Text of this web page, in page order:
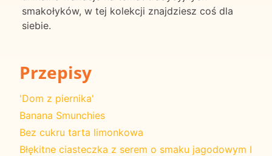
smakołyków, w tej kolekcji znajdziesz coś dla
siebie.
Przepisy
'Dom z piernika'
Banana Smunchies
Bez cukru tarta limonkowa
Błękitne ciasteczka z serem o smaku jagodowym I